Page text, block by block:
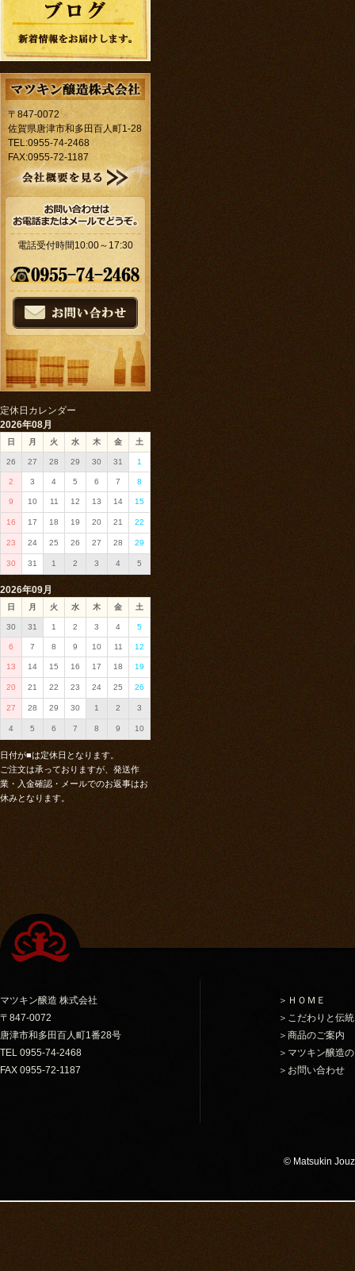
〒847-0072
佐賀県唐津市和多田百人町1-28
TEL:0955-74-2468
FAX:0955-72-1187
電話受付時間10:00～17:30
定休日カレンダー
2026年08月
日 月 火 水 木 金 土
26 27 28 29 30 31 1
2 3 4 5 6 7 8
9 10 11 12 13 14 15
16 17 18 19 20 21 22
23 24 25 26 27 28 29
30 31 1 2 3 4 5
2026年09月
日 月 火 水 木 金 土
30 31 1 2 3 4 5
6 7 8 9 10 11 12
13 14 15 16 17 18 19
20 21 22 23 24 25 26
27 28 29 30 1 2 3
4 5 6 7 8 9 10
日付が■は定休日となります。
ご注文は承っておりますが、発送作
業・入金確認・メールでのお返事はお
休みとなります。
マツキン醸造 株式会社
〒847-0072
唐津市和多田百人町1番28号
TEL 0955-74-2468
FAX 0955-72-1187
＞ＨＯＭＥ
＞こだわりと伝統
＞商品のご案内
＞マツキン醸造
＞お問い合わせ
© Matsukin